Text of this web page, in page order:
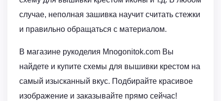
случае, неполная зашивка научит считать стежки
и правильно обращаться с материалом.
В магазине рукоделия Mnogonitok.com Вы
найдете и купите схемы для вышивки крестом на
самый изысканный вкус. Подбирайте красивое
изображение и заказывайте прямо сейчас!